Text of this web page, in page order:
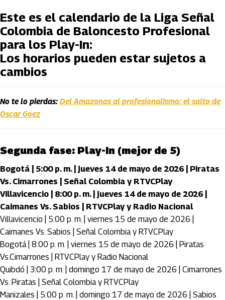
Este es el calendario de la Liga Señal
Colombia de Baloncesto Profesional
para los Play-In:
Los horarios pueden estar sujetos a
cambios
No te lo pierdas: Del Amazonas al profesionalismo: el salto de
Oscar Goez
Segunda fase: Play-In (mejor de 5)
Bogotá | 5:00 p. m. | jueves 14 de mayo de 2026 | Piratas
Vs. Cimarrones | Señal Colombia y RTVCPlay
Villavicencio | 8:00 p. m. | jueves 14 de mayo de 2026 |
Caimanes Vs. Sabios | RTVCPlay y Radio Nacional
Villavicencio | 5:00 p. m. | viernes 15 de mayo de 2026 |
Caimanes Vs. Sabios | Señal Colombia y RTVCPlay
Bogotá | 8:00 p. m. | viernes 15 de mayo de 2026 | Piratas
Vs.Cimarrones | RTVCPlay y Radio Nacional
Quibdó | 3:00 p. m. | domingo 17 de mayo de 2026 | Cimarrones
Vs. Piratas | Señal Colombia y RTVCPlay
Manizales | 5:00 p. m. | domingo 17 de mayo de 2026 | Sabios